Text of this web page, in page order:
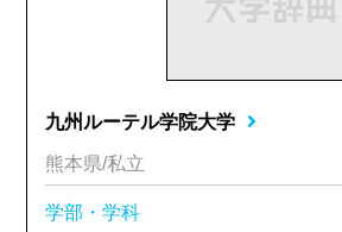
九州ルーテル学院大学
熊本県/私立
学部・学科